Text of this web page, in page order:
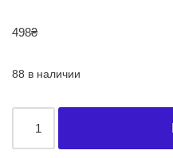
498₴
88 в наличии